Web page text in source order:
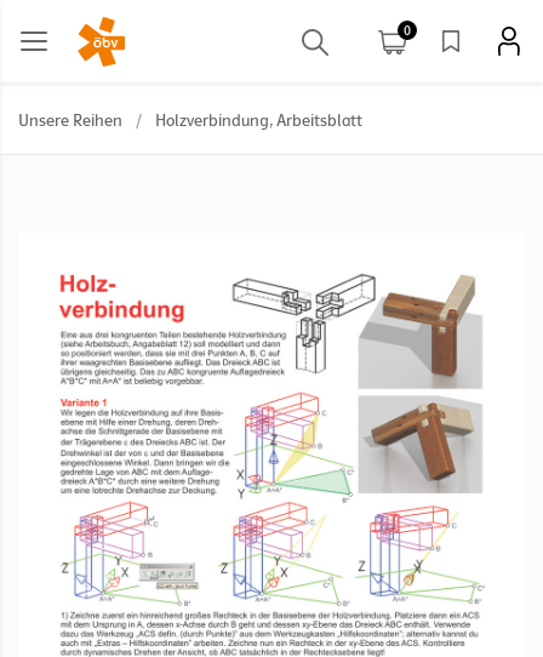
0
Unsere Reihen / Holzverbindung, Arbeitsblatt